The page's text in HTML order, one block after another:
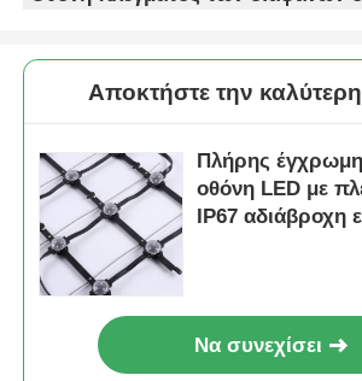
Αποκτήστε την καλύτερη
Πλήρης
οθόνη LED με
IP67 αδιάβροχη
Να συνεχίσει